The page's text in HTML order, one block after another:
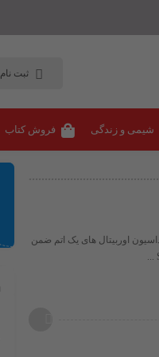
ثبت نام
شیمی و زندگی فروش کتاب
اوربیتال های یک اتم ضمن